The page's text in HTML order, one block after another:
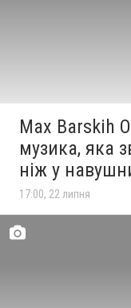
Max Barskih
музика, яка
ніж у
17:00, 22 липня